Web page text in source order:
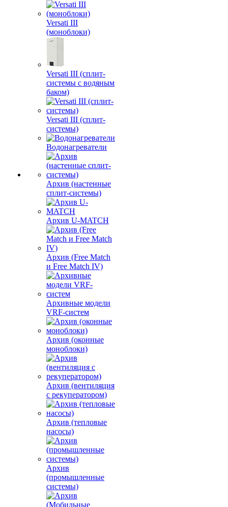
Versati III
(моноблоки)
Versati III (сплит-
системы с водяным
баком)
Versati III (сплит-
системы)
Водонагреватели
Архив (настенные
сплит-системы)
Архив U-MATCH
Архив (Free Match
и Free Match IV)
Архивные модели
VRF-систем
Архив (оконные
моноблоки)
Архив (вентиляция
с рекуператором)
Архив (тепловые
насосы)
Архив
(промышленные
системы)